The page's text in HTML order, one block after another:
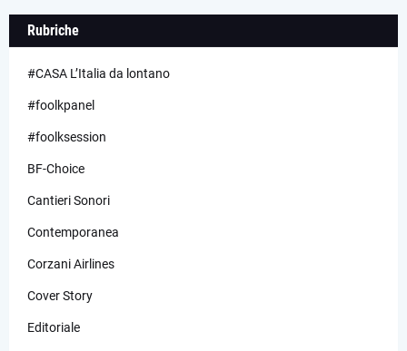
Rubriche
#CASA L’Italia da lontano
#foolkpanel
#foolksession
BF-Choice
Cantieri Sonori
Contemporanea
Corzani Airlines
Cover Story
Editoriale